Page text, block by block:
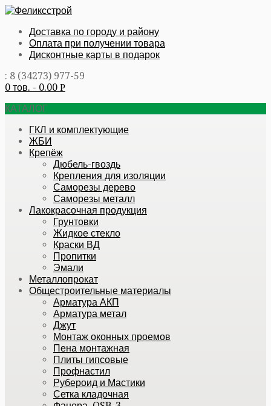
Доставка по городу и району
Оплата при получении товара
Дисконтные карты в подарок
: 8 (34273) 977-59
0 тов. - 0.00 Р
КАТАЛОГ
ГКЛ и комплектующие
ЖБИ
Крепёж
Дюбель-гвоздь
Крепления для изоляции
Саморезы дерево
Саморезы металл
Лакокрасочная продукция
Грунтовки
Жидкое стекло
Краски ВД
Пропитки
Эмали
Металлопрокат
Общестроительные материалы
Арматура АКП
Арматура метал
Джут
Монтаж оконных проемов
Пена монтажная
Плиты гипсовые
Профнастил
Рубероид и Мастики
Сетка кладочная